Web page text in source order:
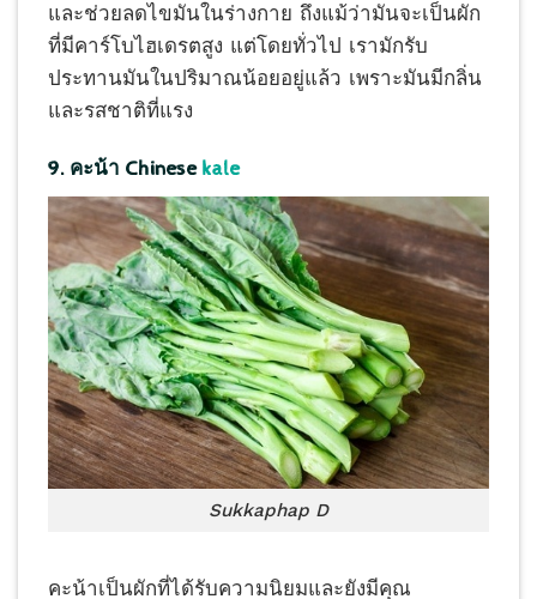
และช่วยลดไขมันในร่างกาย ถึงแม้ว่ามันจะเป็นผัก
ที่มีคาร์โบไฮเดรตสูง แต่โดยทั่วไป เรามักรับ
ประทานมันในปริมาณน้อยอยู่แล้ว เพราะมันมีกลิ่น
และรสชาติที่แรง
9. คะน้า Chinese kale
Sukkaphap D
คะน้าเป็นผักที่ได้รับความนิยมและยังมีคุณ